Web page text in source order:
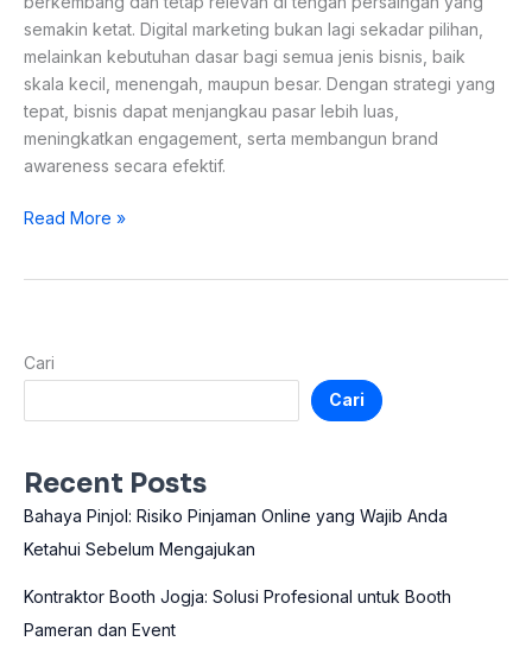
semakin ketat. Digital marketing bukan lagi sekadar pilihan,
melainkan kebutuhan dasar bagi semua jenis bisnis, baik
skala kecil, menengah, maupun besar. Dengan strategi yang
tepat, bisnis dapat menjangkau pasar lebih luas,
meningkatkan engagement, serta membangun brand
awareness secara efektif.
Read More »
Cari
Cari
Recent Posts
Bahaya Pinjol: Risiko Pinjaman Online yang Wajib Anda
Ketahui Sebelum Mengajukan
Kontraktor Booth Jogja: Solusi Profesional untuk Booth
Pameran dan Event